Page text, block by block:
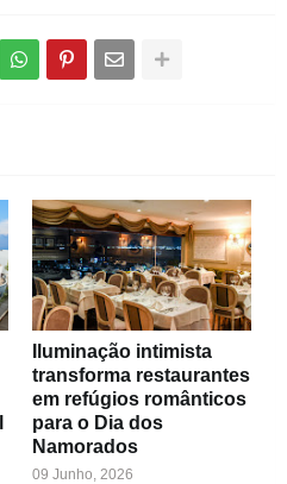
Iluminação intimista
transforma restaurantes
em refúgios românticos
para o Dia dos
Namorados
09 Junho, 2026